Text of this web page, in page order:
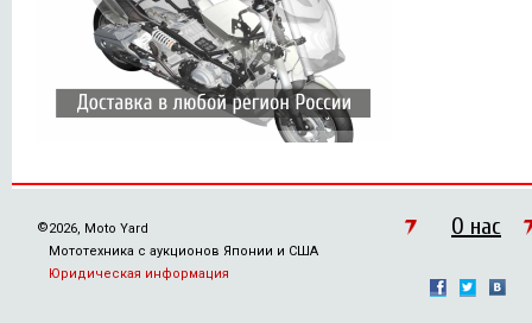
©2026, Moto Yard
Мототехника с аукционов Японии и США
Юридическая информация
О нас